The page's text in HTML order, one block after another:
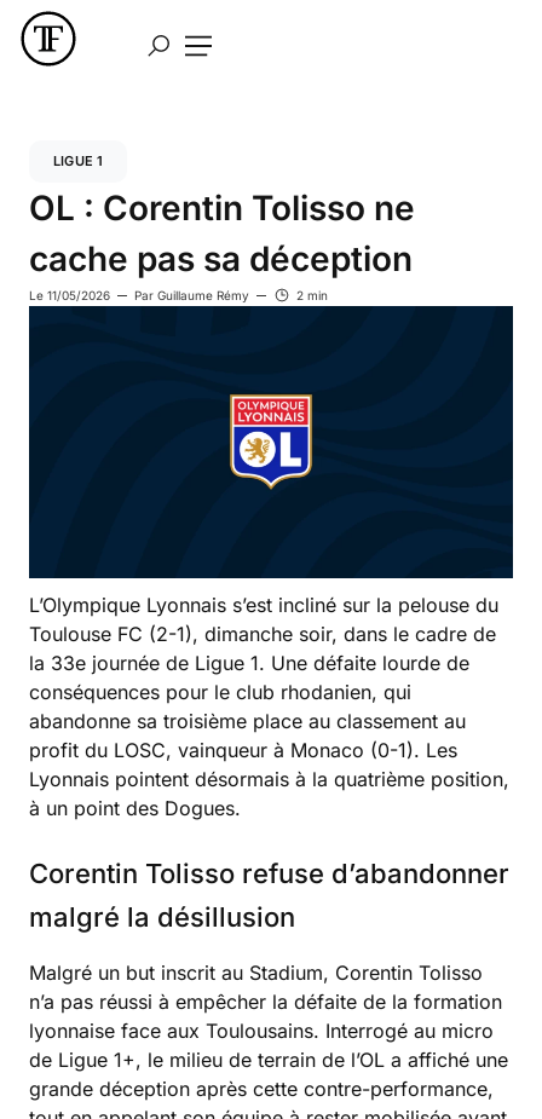
LIGUE 1
OL : Corentin Tolisso ne
cache pas sa déception
Le 11/05/2026 Par Guillaume Rémy 2 min
L’Olympique Lyonnais s’est incliné sur la pelouse du
Toulouse FC (2-1), dimanche soir, dans le cadre de
la 33e journée de Ligue 1. Une défaite lourde de
conséquences pour le club rhodanien, qui
abandonne sa troisième place au classement au
profit du LOSC, vainqueur à Monaco (0-1). Les
Lyonnais pointent désormais à la quatrième position,
à un point des Dogues.
Corentin Tolisso refuse d’abandonner
malgré la désillusion
Malgré un but inscrit au Stadium, Corentin Tolisso
n’a pas réussi à empêcher la défaite de la formation
lyonnaise face aux Toulousains. Interrogé au micro
de Ligue 1+, le milieu de terrain de l’OL a affiché une
grande déception après cette contre-performance,